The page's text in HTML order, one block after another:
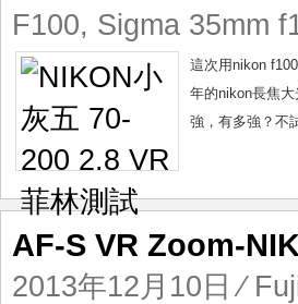
F100, Sigma 35mm
這次用nikon
年的nikon長焦
強，有多強？不
AF-S VR Zoom-
2013年12月10日 ⁄